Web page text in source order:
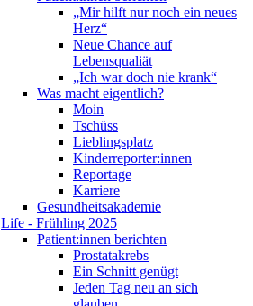
„Mir hilft nur noch ein neues
Herz“
Neue Chance auf
Lebensqualiät
„Ich war doch nie krank“
Was macht eigentlich?
Moin
Tschüss
Lieblingsplatz
Kinderreporter:innen
Reportage
Karriere
Gesundheitsakademie
Life - Frühling 2025
Patient:innen berichten
Prostatakrebs
Ein Schnitt genügt
Jeden Tag neu an sich